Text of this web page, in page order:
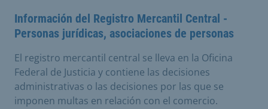
Información del Registro Mercantil Central -
Personas jurídicas, asociaciones de personas
El registro mercantil central se lleva en la Oficina
Federal de Justicia y contiene las decisiones
administrativas o las decisiones por las que se
imponen multas en relación con el comercio.